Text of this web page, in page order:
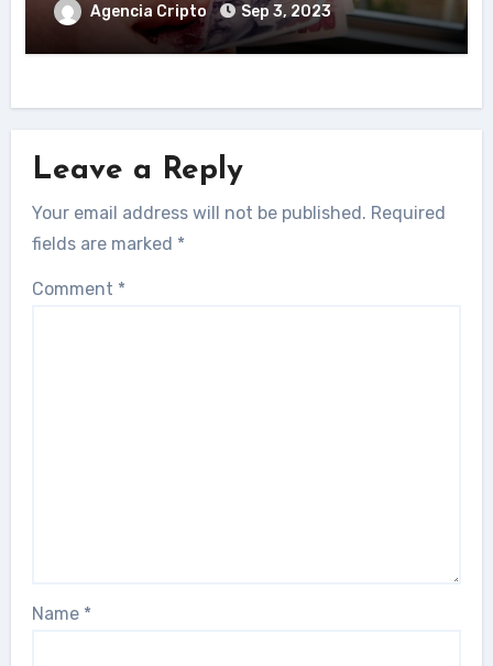
Agencia Cripto Sep 3, 2023
Leave a Reply
Your email address will not be published. Required
fields are marked *
Comment *
Name *